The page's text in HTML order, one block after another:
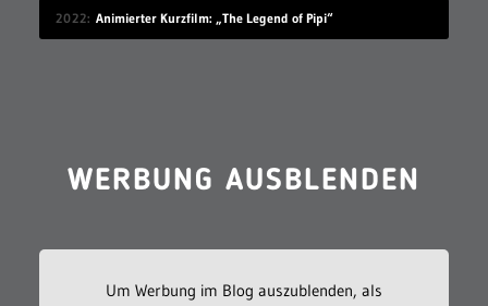
2022 Animierter Kurzfilm: „The Legend of Pipi“
WERBUNG AUSBLENDEN
Um Werbung im Blog auszublenden, als